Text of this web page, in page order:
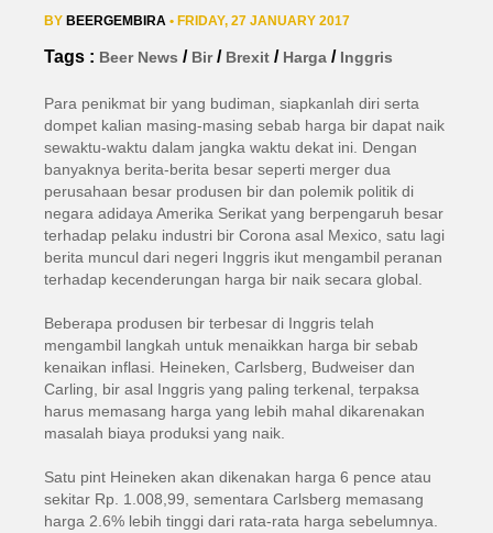
BY BEERGEMBIRA • FRIDAY, 27 JANUARY 2017
Tags : Beer News / Bir/ Brexit / Harga / Inggris
Para penikmat bir yang budiman, siapkanlah diri serta
dompet kalian masing-masing sebab harga bir dapat naik
sewaktu-waktu dalam jangka waktu dekat ini. Dengan
banyaknya berita-berita besar seperti merger dua
perusahaan besar produsen bir dan polemik politik di
negara adidaya Amerika Serikat yang berpengaruh besar
terhadap pelaku industri bir Corona asal Mexico, satu lagi
berita muncul dari negeri Inggris ikut mengambil peranan
terhadap kecenderungan harga bir naik secara global.
Beberapa produsen bir terbesar di Inggris telah
mengambil langkah untuk menaikkan harga bir sebab
kenaikan inflasi. Heineken, Carlsberg, Budweiser dan
Carling, bir asal Inggris yang paling terkenal, terpaksa
harus memasang harga yang lebih mahal dikarenakan
masalah biaya produksi yang naik.
Satu pint Heineken akan dikenakan harga 6 pence atau
sekitar Rp. 1.008,99, sementara Carlsberg memasang
harga 2.6% lebih tinggi dari rata-rata harga sebelumnya.